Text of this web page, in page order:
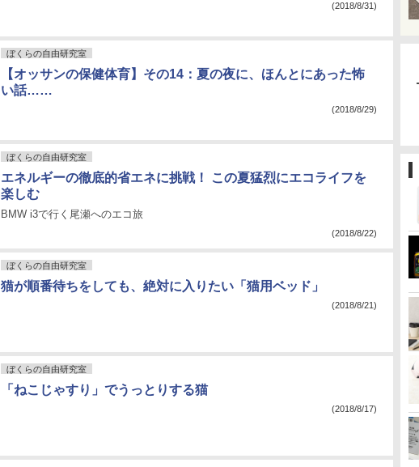
(2018/8/31)
ぼくらの自由研究室
【オッサンの保健体育】その14：夏の夜に、ほんとにあった怖
い話……
(2018/8/29)
ぼくらの自由研究室
エネルギーの徹底的省エネに挑戦！ この夏猛烈にエコライフを
楽しむ
BMW i3で行く尾瀬へのエコ旅
(2018/8/22)
ぼくらの自由研究室
猫が順番待ちをしても、絶対に入りたい「猫用ベッド」
(2018/8/21)
ぼくらの自由研究室
「ねこじゃすり」でうっとりする猫
(2018/8/17)